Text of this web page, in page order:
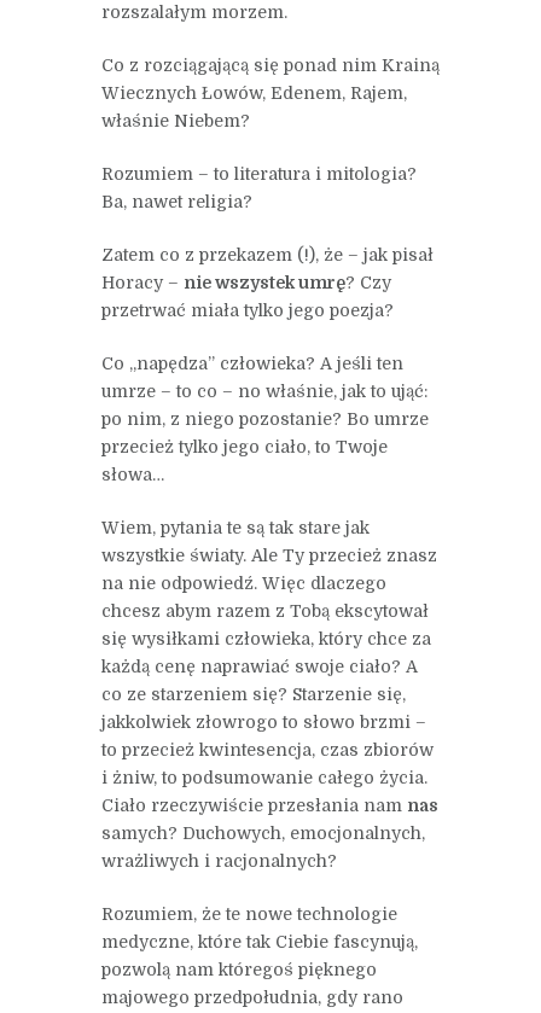
rozszalałym morzem.
Co z rozciągającą się ponad nim Krainą
Wiecznych Łowów, Edenem, Rajem,
właśnie Niebem?
Rozumiem – to literatura i mitologia?
Ba, nawet religia?
Zatem co z przekazem (!), że – jak pisał
Horacy – nie wszystek umrę? Czy
przetrwać miała tylko jego poezja?
Co „napędza” człowieka? A jeśli ten
umrze – to co – no właśnie, jak to ująć:
po nim, z niego pozostanie? Bo umrze
przecież tylko jego ciało, to Twoje
słowa…
Wiem, pytania te są tak stare jak
wszystkie światy. Ale Ty przecież znasz
na nie odpowiedź. Więc dlaczego
chcesz abym razem z Tobą ekscytował
się wysiłkami człowieka, który chce za
każdą cenę naprawiać swoje ciało? A
co ze starzeniem się? Starzenie się,
jakkolwiek złowrogo to słowo brzmi –
to przecież kwintesencja, czas zbiorów
i żniw, to podsumowanie całego życia.
Ciało rzeczywiście przesłania nam nas
samych? Duchowych, emocjonalnych,
wrażliwych i racjonalnych?
Rozumiem, że te nowe technologie
medyczne, które tak Ciebie fascynują,
pozwolą nam któregoś pięknego
majowego przedpołudnia, gdy rano